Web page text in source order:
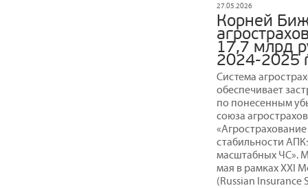
27.05.2026
Корней
17,7 млрд
2024-2025
Система
обеспечивает
по понесенным
союза
стабильности
масштабных ЧС».
мая в рамках XXI
(Russian Insurance